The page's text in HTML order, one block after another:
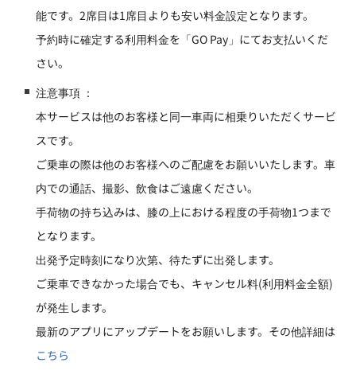
能です。2席目は1席目よりも安い料金設定となります。
予約時に確定する利用料金を「GO Pay」にてお支払いくだ
さい。
注意事項 ：
本サービスは他のお客様と同一車両に相乗りいただくサービ
スです。
ご乗車の際は他のお客様へのご配慮をお願いいたします。車
内での通話、撮影、飲食はご遠慮ください。
手荷物の持ち込みは、膝の上における程度の手荷物1つまで
となります。
出発予定時刻になり次第、待たずに出発します。
ご乗車できなかった場合でも、キャンセル料(利用料金全額)
が発生します。
最新のアプリにアップデートをお願いします。その他詳細は
こちら